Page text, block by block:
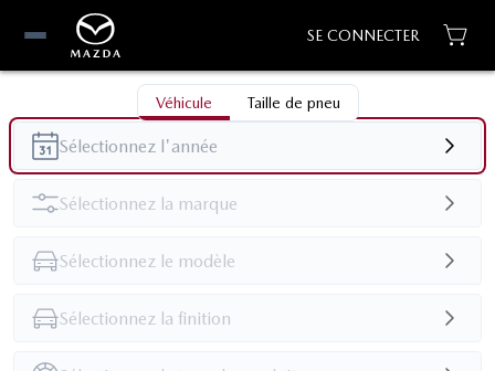
SE CONNECTER
Véhicule Taille de pneu